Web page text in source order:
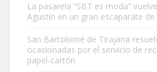
Gato manso encontrado
La pasarela “SBT es moda”
Agustín en un gran escaparate
San Bartolomé de Tirajana
ocasionadas por el servicio de
papel-cartón